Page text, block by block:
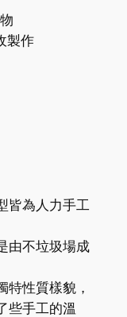
製作
皆為人力手工
由不垃圾場成
特性質樣貌，
些手工的溫